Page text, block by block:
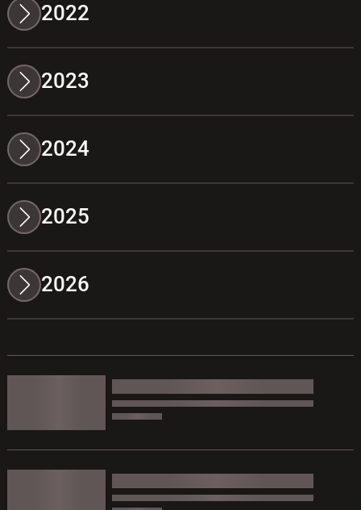
2022
2023
2024
2025
2026